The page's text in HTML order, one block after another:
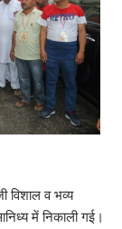
विशाल व भव्य
में निकाली गई।